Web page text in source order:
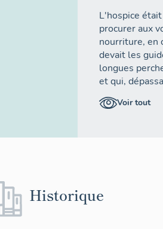
L'hospice
procurer aux
nourriture, en
devait les
longues
et qui,
route par
Voir tout
Historique